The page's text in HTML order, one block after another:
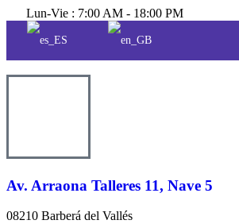
Lun-Vie : 7:00 AM - 18:00 PM
Av. Arraona Talleres 11, Nave 5
08210 Barberá del Vallés